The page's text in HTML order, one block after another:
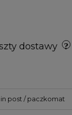
dostawy
post / paczkomat